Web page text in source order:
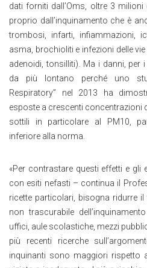
dati forniti dall’Oms, oltre 3
proprio dall’inquinamento che è
trombosi, infarti, infiammazioni,
asma, brochioliti e infezioni delle
adenoidi, tonsilliti). Ma i danni,
da più lontano perché uno
Respiratory” nel 2013 ha
esposte a crescenti concentrazioni
sottili in particolare al PM10,
inferiore alla norma.
«Per contrastare questi effetti e gli
con esiti nefasti – continua il
ricette particolari, bisogna ridurre
non trascurabile
uffici, aule scolastiche, mezzi
più recenti ricerche
inquinanti sono maggiori rispetto